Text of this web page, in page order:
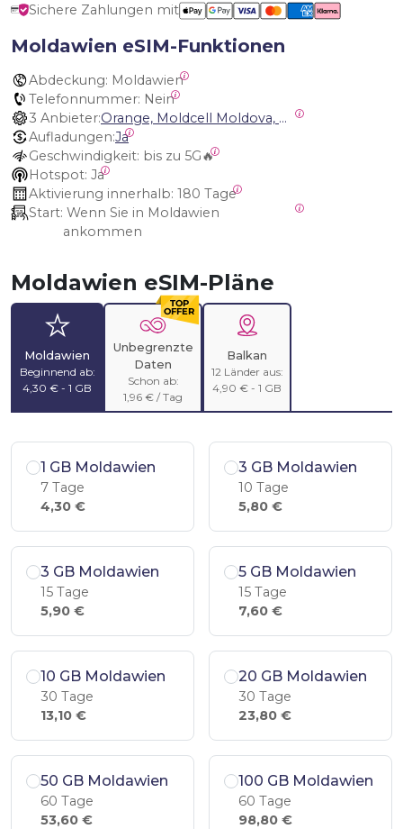
Sichere Zahlungen mit
Moldawien eSIM-Funktionen
Abdeckung: Moldawien
Telefonnummer: Nein
3 Anbieter:
Orange, Moldcell Moldova, Moldtelecom Moldova
Aufladungen:Ja
Geschwindigkeit: bis zu 5G🔥
Hotspot: Ja
Aktivierung innerhalb: 180 Tage
Start:
ankommen
Moldawien eSIM-Pläne
Moldawien
Beginnend ab:
4,30 € - 1 GB
Unbegrenzte
Daten
Schon ab:
1,96 € / Tag
Balkan
12 Länder aus:
4,90 € - 1 GB
1 GB Moldawien
7 Tage
4,30 €
3 GB Moldawien
10 Tage
5,80 €
3 GB Moldawien
15 Tage
5,90 €
5 GB Moldawien
15 Tage
7,60 €
10 GB Moldawien
30 Tage
13,10 €
20 GB Moldawien
30 Tage
23,80 €
50 GB Moldawien
60 Tage
53,60 €
100 GB Moldawien
60 Tage
98,80 €